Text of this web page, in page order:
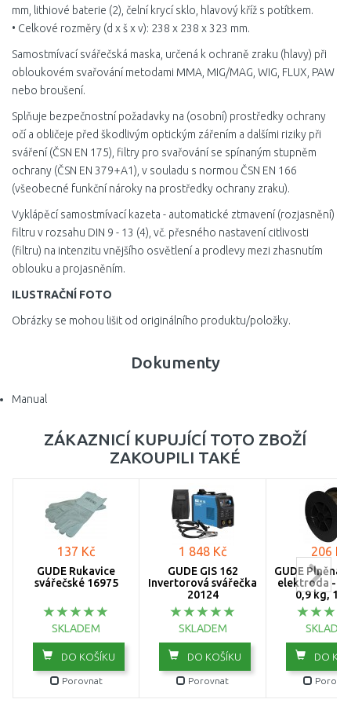
mm, lithiové baterie (2), čelní krycí sklo, hlavový kříž s potítkem.
• Celkové rozměry (d x š x v): 238 x 238 x 323 mm.
Samostmívací svářečská maska, určená k ochraně zraku (hlavy) při
obloukovém svařování metodami MMA, MIG/MAG, WIG, FLUX, PAW
nebo broušení.
Splňuje bezpečnostní požadavky na (osobní) prostředky ochrany
očí a obličeje před škodlivým optickým zářením a dalšími riziky při
sváření (ČSN EN 175), filtry pro svařování se spínaným stupněm
ochrany (ČSN EN 379+A1), v souladu s normou ČSN EN 166
(všeobecné funkční nároky na prostředky ochrany zraku).
Vyklápěcí samostmívací kazeta - automatické ztmavení (rozjasnění)
filtru v rozsahu DIN 9 - 13 (4), vč. přesného nastavení citlivosti
(filtru) na intenzitu vnějšího osvětlení a prodlevy mezi zhasnutím
oblouku a projasněním.
ILUSTRAČNÍ FOTO
Obrázky se mohou lišit od originálního produktu/položky.
Dokumenty
Manual
ZÁKAZNICÍ KUPUJÍCÍ TOTO ZBOŽÍ
ZAKOUPILI TAKÉ
137 Kč
GÜDE Rukavice
svářečské 16975
SKLADEM
DO KOŠÍKU
Porovnat
1 848 Kč
GÜDE GIS 162
Invertorová svářečka
20124
SKLADEM
DO KOŠÍKU
Porovnat
206 Kč
GÜDE Plněná
elektroda -
0,9 kg,
DO